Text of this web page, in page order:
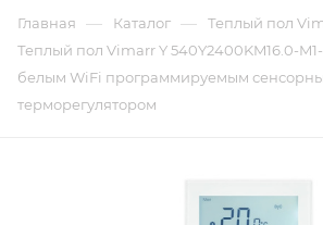
Главная — Каталог — Теплый пол
Теплый пол Vimarr Y 540Y2400KM16.0-M1-
белым WiFi программируемым
терморегулятором